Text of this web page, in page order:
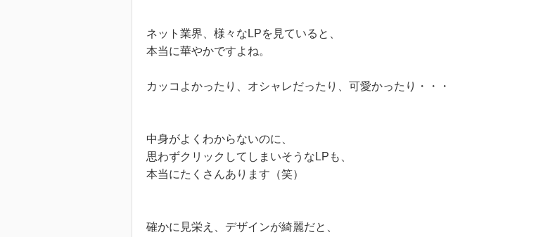
ネット業界、様々なLPを見ていると、
本当に華やかですよね。
カッコよかったり、オシャレだったり、可愛かったり・・・
中身がよくわからないのに、
思わずクリックしてしまいそうなLPも、
本当にたくさんあります（笑）
確かに見栄え、デザインが綺麗だと、